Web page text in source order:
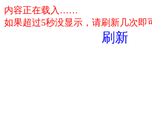
内容正在载入……
如果超过5秒没显示，请刷新几次即
刷新